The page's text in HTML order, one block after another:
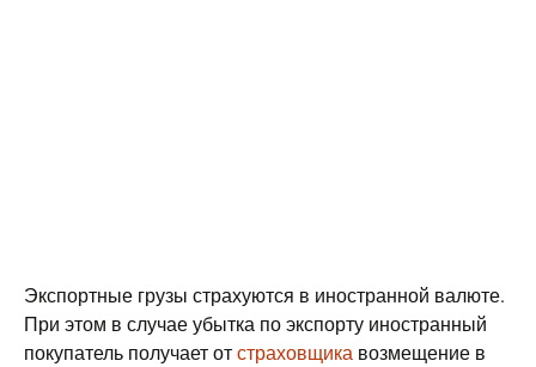
Экспортные грузы страхуются в иностранной валюте.
При этом в случае убытка по экспорту иностранный
покупатель получает отстраховщика возмещение в